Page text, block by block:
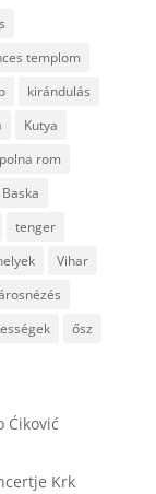
templom
kirándulás
Kutya
rom
tenger
Vihar
ősz
Ćiković
Krk